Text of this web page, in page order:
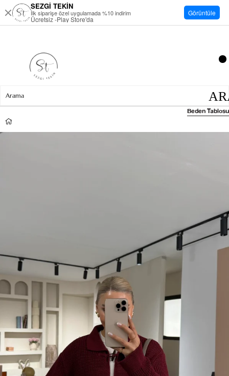
Beden Tablosu
SEZGİ TEKİN
İlk siparişe özel uygulamada %10 indirim
Ücretsiz -Play Store'da
Görüntüle